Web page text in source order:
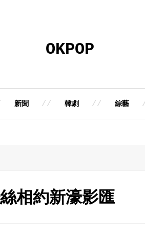
OKPOP
新聞 韓劇 綜藝
相約新濠影匯